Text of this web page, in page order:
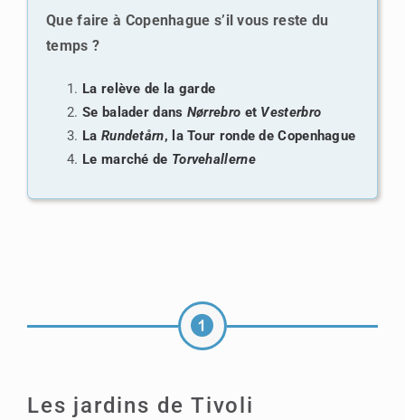
Que faire à Copenhague s’il vous reste du
temps ?
La relève de la garde
Se balader dans Nørrebro et Vesterbro
La Rundetårn, la Tour ronde de Copenhague
Le marché de Torvehallerne
Les jardins de Tivoli